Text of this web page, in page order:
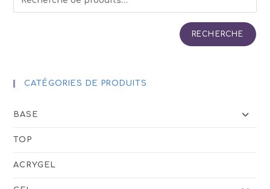
RECHERCHE
CATÉGORIES DE PRODUITS
BASE
TOP
ACRYGEL